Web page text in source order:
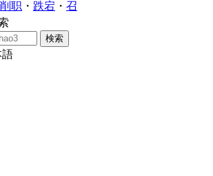
削职 ・ 跌宕 ・ 召
語